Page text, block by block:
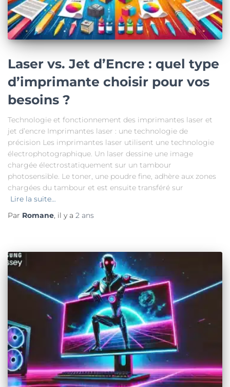
Laser vs. Jet d’Encre : quel type
d’imprimante choisir pour vos
besoins ?
Technologie et fonctionnement des imprimantes laser et
jet d’encre Imprimantes laser : une technologie de
précision Les imprimantes laser utilisent une technologie
électrophotographique. Un laser dessine une image
chargée électrostatiquement sur un tambour
photosensible. Le toner, une poudre fine, adhère aux zones
chargées du tambour et est ensuite transféré sur
Lire la suite…
Par Romane, il y a 2 ans